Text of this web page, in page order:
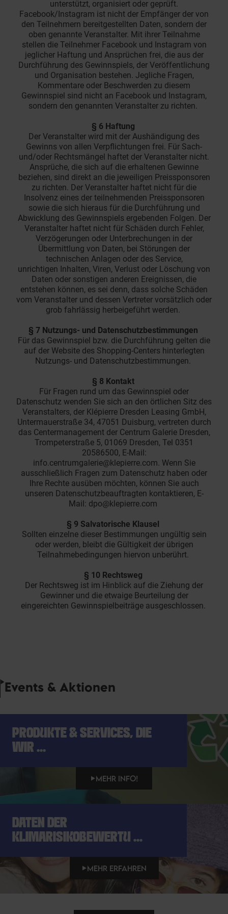
unterstützt, organisiert oder geprüft.
Facebook/Instagram ist nicht der Empfänger der von
den Teilnehmern bereitgestellten Daten, sondern der
oben genannte Veranstalter. Mit ihrer Teilnahme
stellen die Teilnehmer Facebook und Instagram von
jeglicher Haftung und Ansprüchen frei, die aus der
Durchführung des Gewinnspiels, der Veröffentlichung
und Organisation bestehen. Jegliche Fragen,
Kommentare oder Beschwerden zu diesem
Gewinnspiel sind nicht an Facebook und Instagram,
sondern den genannten Veranstalter zu richten.
§ 6 Haftung
Der Veranstalter wird mit der Aushändigung des
Gewinns von allen Verpflichtungen frei. Für Sach-
und/oder Rechtsmängel haftet der Veranstalter nicht.
Ansprüche, die sich auf die erhaltenen Gewinne
beziehen, sind direkt an die jeweiligen Preissponsoren
zu richten. Der Veranstalter haftet nicht für die
Insolvenz eines der teilnehmenden Preissponsoren
sowie die sich hieraus für die Durchführung und
Abwicklung des Gewinnspiels ergebenden Folgen. Der
Veranstalter haftet nicht für Schäden durch Fehler,
Verzögerungen oder Unterbrechungen in der
Übermittlung von Daten, bei Störungen der
technischen Anlagen oder des Service,
unrichtigen Inhalten, Viren, Verlust oder Löschung von
Daten oder sonstigen anderen Ereignissen, die
entstehen können, es sei denn, dass solche Schäden
vom Veranstalter und dessen Vertreter vorsätzlich oder
grob fahrlässig herbeigeführt werden.
§ 7 Nutzungs- und Datenschutzbestimmungen
Für das Gewinnspiel bzw. die Durchführung gelten die
auf der Website des Shopping-Centers hinterlegten
Nutzungs- und Datenschutzbestimmungen.
§ 8 Kontakt
Für Fragen rund um das Gewinnspiel oder
Datenschutz wenden Sie sich an den örtlichen Sitz des
Veranstalters, der Klépierre Dresden Leasing GmbH,
Untermauerstraße 34, 47051 Duisburg, vertreten durch
das Centermanagement der Centrum Galerie Dresden,
Trompeterstraße 5, 01069 Dresden, Tel 0351
20586500, E-Mail:
info.centrumgalerie@klepierre.com. Wenn Sie
ausschließlich Fragen zum Datenschutz haben oder
Ihre Rechte ausüben möchten, können Sie auch
unseren Datenschutzbeauftragten kontaktieren, E-
Mail: dpo@klepierre.com
§ 9 Salvatorische Klausel
Sollten einzelne dieser Bestimmungen ungültig sein
oder werden, bleibt die Gültigkeit der übrigen
Teilnahmebedingungen hiervon unberührt.
§ 10 Rechtsweg
Der Rechtsweg ist im Hinblick auf die Ziehung der
Gewinner und die etwaige Beurteilung der
eingereichten Gewinnspielbeiträge ausgeschlossen.
Events & Aktionen
PRODUKTE & SERVICES, DIE
WIR ...
MEHR INFO!
DATEN DER
KLIMARISIKOBEWERTU ...
MEHR ERFAHREN